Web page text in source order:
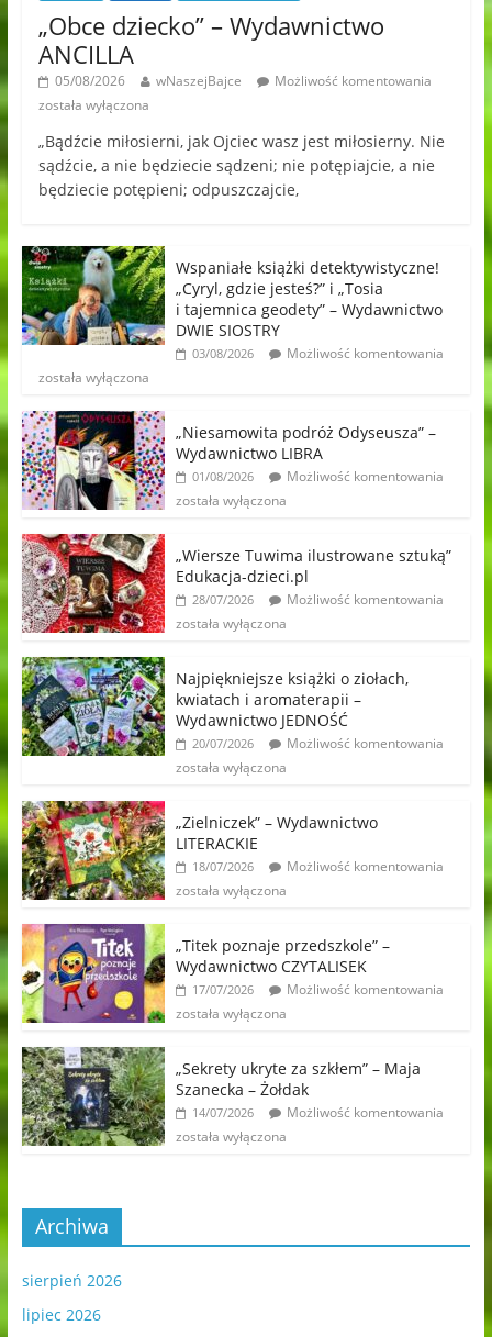
„Obce dziecko” – Wydawnictwo
ANCILLA
05/08/2026 wNaszejBajce
Możliwość komentowania
została wyłączona
„Bądźcie miłosierni, jak Ojciec wasz jest miłosierny. Nie
sądźcie, a nie będziecie sądzeni; nie potępiajcie, a nie
będziecie potępieni; odpuszczajcie,
Wspaniałe książki detektywistyczne!
„Cyryl, gdzie jesteś?” i „Tosia
i tajemnica geodety” – Wydawnictwo
DWIE SIOSTRY
03/08/2026
Możliwość komentowania
została wyłączona
„Niesamowita podróż Odyseusza” –
Wydawnictwo LIBRA
01/08/2026
Możliwość komentowania
została wyłączona
„Wiersze Tuwima ilustrowane sztuką”
Edukacja-dzieci.pl
28/07/2026
Możliwość komentowania
została wyłączona
Najpiękniejsze książki o ziołach,
kwiatach i aromaterapii –
Wydawnictwo JEDNOŚĆ
20/07/2026
Możliwość komentowania
została wyłączona
„Zielniczek” – Wydawnictwo
LITERACKIE
18/07/2026
Możliwość komentowania
została wyłączona
„Titek poznaje przedszkole” –
Wydawnictwo CZYTALISEK
17/07/2026
Możliwość komentowania
została wyłączona
„Sekrety ukryte za szkłem” – Maja
Szanecka – Żołdak
14/07/2026
Możliwość komentowania
została wyłączona
Archiwa
sierpień 2026
lipiec 2026